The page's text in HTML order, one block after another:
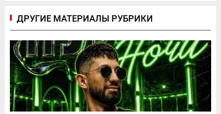
ДРУГИЕ МАТЕРИАЛЫ РУБРИКИ